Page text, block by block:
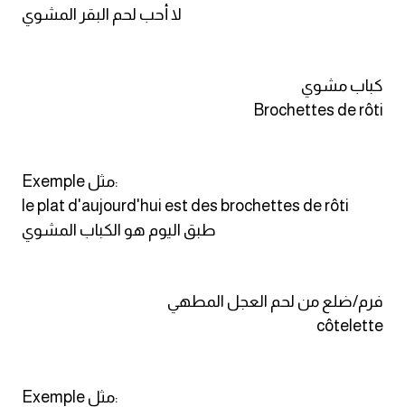
لا أحب لحم البقر المشوي
كباب مشوي
Brochettes de rôti
Exemple مثل:
le plat d'aujourd'hui est des brochettes de rôti
طبق اليوم هو الكباب المشوي
فرم/ضلع من لحم العجل المطهي
côtelette
Exemple مثل: